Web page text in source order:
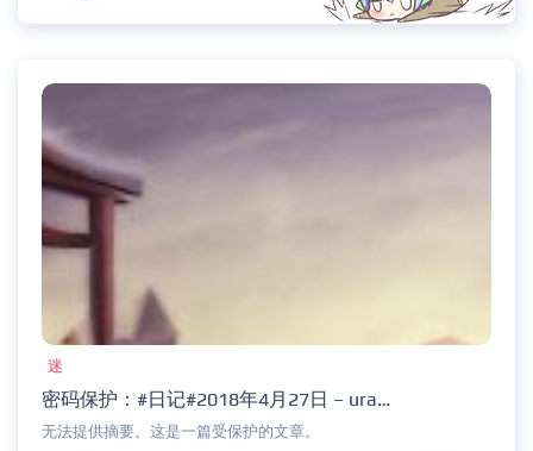
迷
密码保护：#日记#2018年4月27日 – urami02
无法提供摘要。这是一篇受保护的文章。